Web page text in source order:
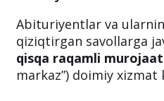
Abituriyentlar va
qiziqtirgan savollarga
qisqa raqamli
markaz”) doimiy xizmat